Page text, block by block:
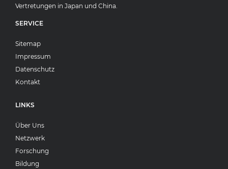
Vertretungen in Japan und China.
SERVICE
Sitemap
Impressum
Datenschutz
Kontakt
LINKS
Über Uns
Netzwerk
Forschung
Bildung